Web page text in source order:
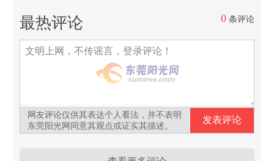
最热评论 0 条评论
网友评论仅供其表达个人看法，并不表明
东莞阳光网同意其观点或证实其描述。